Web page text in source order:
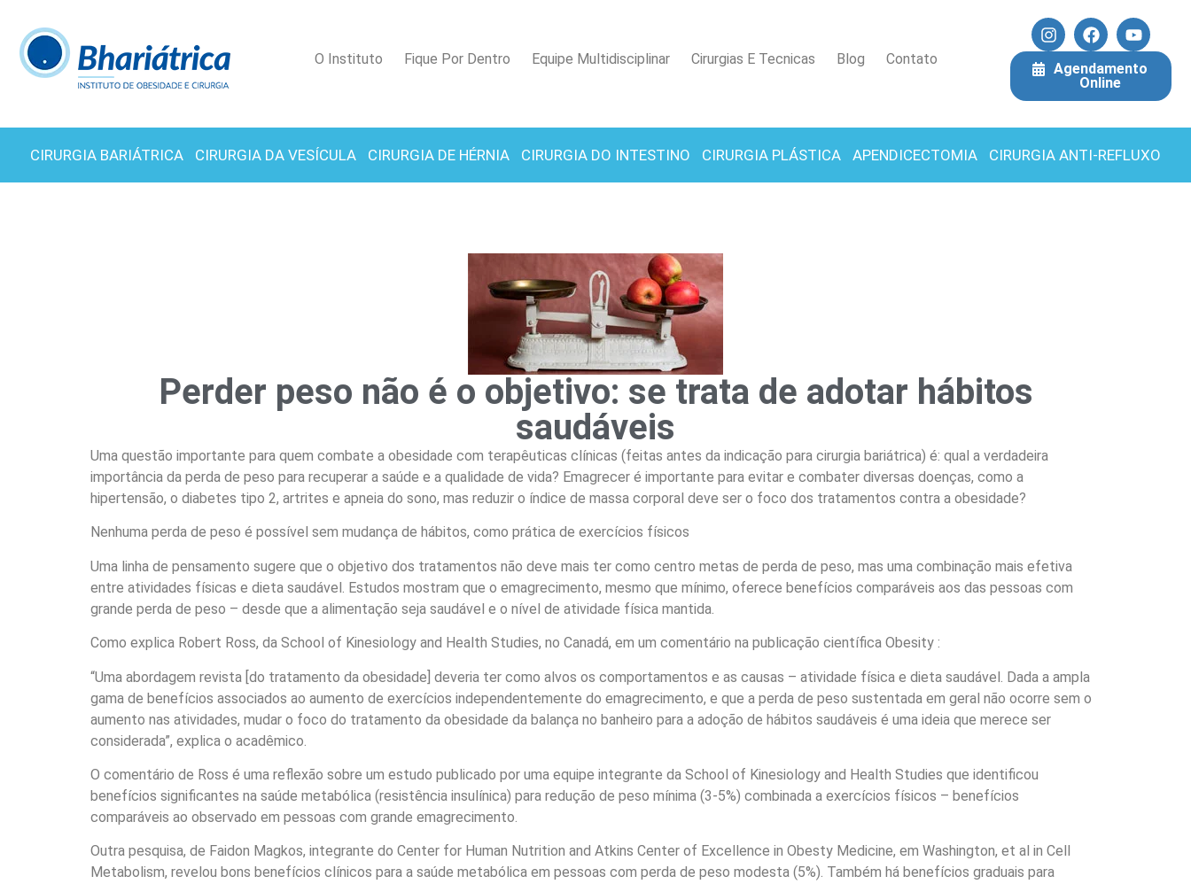
Agendamento
Online
O Instituto Fique Por Dentro Equipe Multidisciplinar Cirurgias E Tecnicas Blog Contato
CIRURGIA BARIÁTRICA CIRURGIA DA VESÍCULA CIRURGIA DE HÉRNIA CIRURGIA DO INTESTINO CIRURGIA PLÁSTICA APENDICECTOMIA CIRURGIA ANTI-REFLUXO
Perder peso não é o objetivo: se trata de adotar hábitos
saudáveis
Uma questão importante para quem combate a obesidade com terapêuticas clínicas (feitas antes da indicação para cirurgia bariátrica) é: qual a verdadeira
importância da perda de peso para recuperar a saúde e a qualidade de vida? Emagrecer é importante para evitar e combater diversas doenças, como a
hipertensão, o diabetes tipo 2, artrites e apneia do sono, mas reduzir o índice de massa corporal deve ser o foco dos tratamentos contra a obesidade?
Nenhuma perda de peso é possível sem mudança de hábitos, como prática de exercícios físicos
Uma linha de pensamento sugere que o objetivo dos tratamentos não deve mais ter como centro metas de perda de peso, mas uma combinação mais efetiva
entre atividades físicas e dieta saudável. Estudos mostram que o emagrecimento, mesmo que mínimo, oferece benefícios comparáveis aos das pessoas com
grande perda de peso – desde que a alimentação seja saudável e o nível de atividade física mantida.
Como explica Robert Ross, da School of Kinesiology and Health Studies, no Canadá, em um comentário na publicação científica Obesity :
“Uma abordagem revista [do tratamento da obesidade] deveria ter como alvos os comportamentos e as causas – atividade física e dieta saudável. Dada a ampla
gama de benefícios associados ao aumento de exercícios independentemente do emagrecimento, e que a perda de peso sustentada em geral não ocorre sem o
aumento nas atividades, mudar o foco do tratamento da obesidade da balança no banheiro para a adoção de hábitos saudáveis é uma ideia que merece ser
considerada”, explica o acadêmico.
O comentário de Ross é uma reflexão sobre um estudo publicado por uma equipe integrante da School of Kinesiology and Health Studies que identificou
benefícios significantes na saúde metabólica (resistência insulínica) para redução de peso mínima (3-5%) combinada a exercícios físicos – benefícios
comparáveis ao observado em pessoas com grande emagrecimento.
Outra pesquisa, de Faidon Magkos, integrante do Center for Human Nutrition and Atkins Center of Excellence in Obesty Medicine, em Washington, et al in Cell
Metabolism, revelou bons benefícios clínicos para a saúde metabólica em pessoas com perda de peso modesta (5%). Também há benefícios graduais para